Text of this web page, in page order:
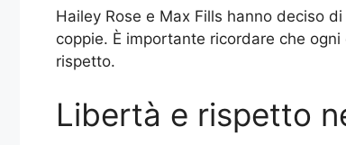
Hailey Rose e Max Fills hanno deciso
coppie. È importante ricordare che
rispetto.
Libertà e rispetto